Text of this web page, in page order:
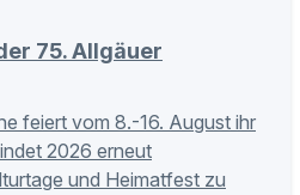
75. Allgäuer
feiert vom 8.-16. August ihr
2026 erneut
und Heimatfest zu